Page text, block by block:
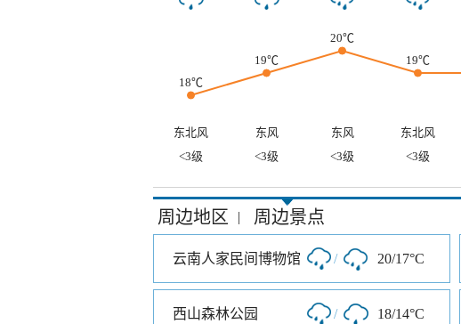
18℃
19℃
20℃
19℃
东北风 东风 东风 东北风
<3级
<3级 <3级 <3级
周边地区 | 周边景点
云南人家民间博物馆 / 20/17°C
西山森林公园 / 18/14°C